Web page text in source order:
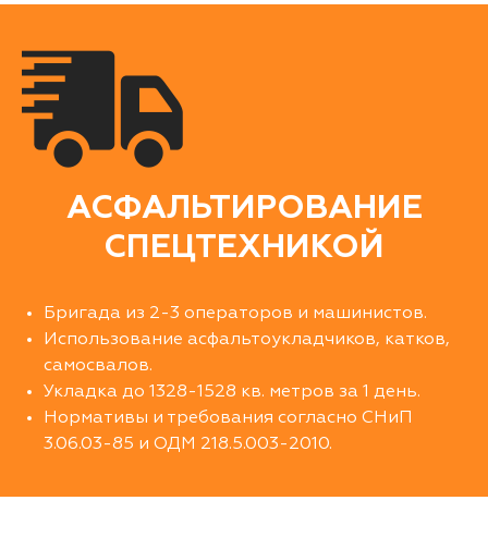
АСФАЛЬТИРОВАНИЕ
СПЕЦТЕХНИКОЙ
Бригада из 2-3 операторов и машинистов.
Использование асфальтоукладчиков, катков,
самосвалов.
Укладка до 1328-1528 кв. метров за 1 день.
Нормативы и требования согласно СНиП
3.06.03-85 и ОДМ 218.5.003-2010.